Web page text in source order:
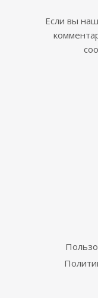
Если вы